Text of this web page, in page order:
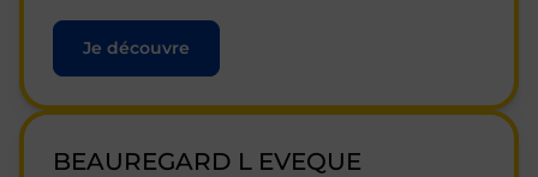
Je découvre
BEAUREGARD L EVEQUE